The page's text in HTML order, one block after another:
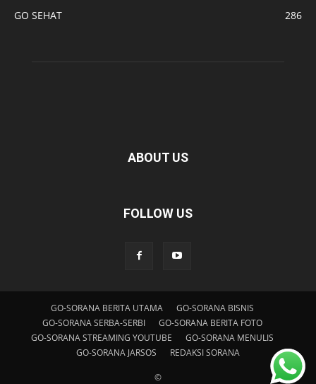
GO SEHAT
286
ABOUT US
FOLLOW US
GO-SORANA BERITA UTAMA
GO-SORANA BISNIS
GO-SORANA SERBA-SERBI
GO-SORANA BERITA FOTO
GO-SORANA STREAMING YOUTUBE
GO-SORANA MENULIS
GO-SORANA JARSOS
REDAKSI SORANA
©